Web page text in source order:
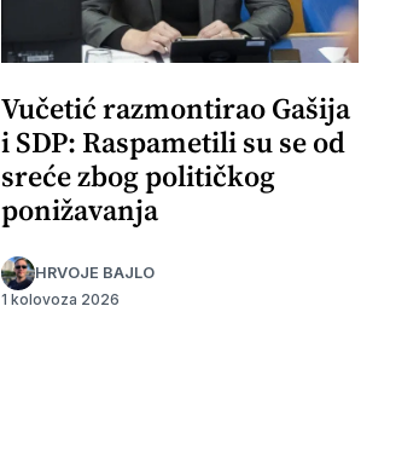
Vučetić razmontirao Gašija
i SDP: Raspametili su se od
sreće zbog političkog
ponižavanja
HRVOJE BAJLO
1 kolovoza 2026